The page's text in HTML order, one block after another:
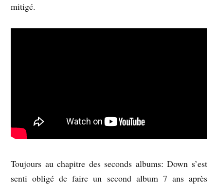
mitigé.
Toujours au chapitre des seconds albums: Down s’est
senti obligé de faire un second album 7 ans après